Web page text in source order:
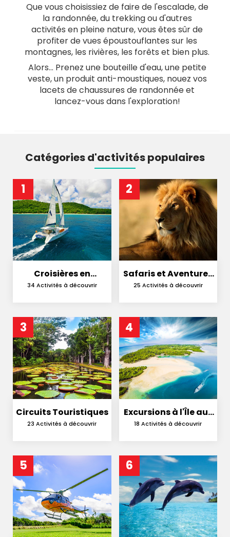
Que vous choisissiez de faire de l'escalade, de
la randonnée, du trekking ou d'autres
activités en pleine nature, vous êtes sûr de
profiter de vues époustouflantes sur les
montagnes, les rivières, les forêts et bien plus.
Alors... Prenez une bouteille d'eau, une petite
veste, un produit anti-moustiques, nouez vos
lacets de chaussures de randonnée et
lancez-vous dans l'exploration!
Catégories d'activités populaires
1
Croisières en
Catamaran
34 Activités à découvrir
2
Safaris et Aventures
en Nature
25 Activités à découvrir
3
Circuits Touristiques
23 Activités à découvrir
4
Excursions à l'Île aux
Cerfs
18 Activités à découvrir
5 6